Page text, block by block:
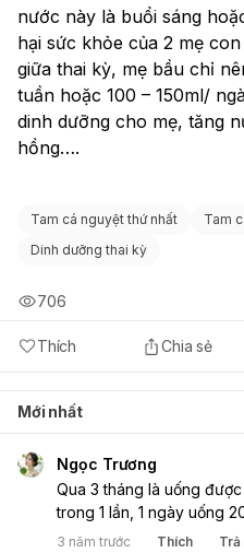
nước này là buổi sáng
hại sức khỏe của 2 mẹ
giữa thai kỳ, mẹ bầu chỉ
tuần hoặc 100 – 150ml/
dinh dưỡng cho mẹ, tăng
hồng….
Tam cá nguyệt thứ nhất
Tam
Dinh dưỡng thai kỳ
Thích Chia sẻ
706
Mới nhất
Ngọc Trương
Qua 3 tháng là uống
trong 1 lần, 1 ngày uống
3 năm trước Thích Trả